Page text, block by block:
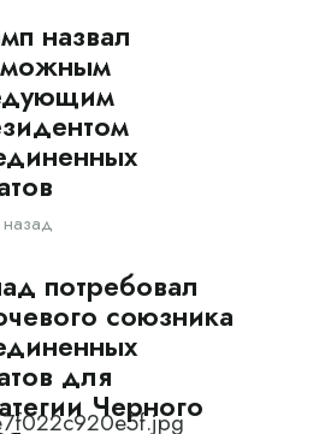
назвал
потребовал
союзника
для
Черного